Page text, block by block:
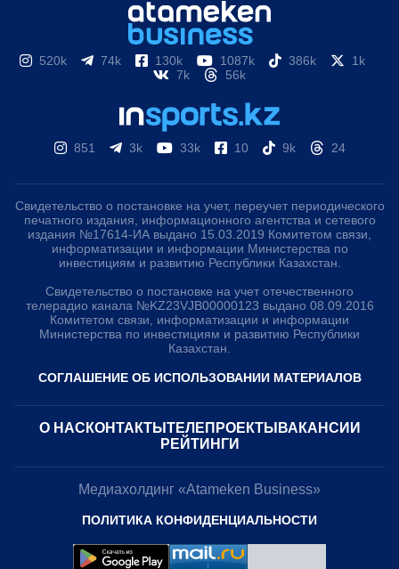
520k 74k 130k 1087k 386k
1k
7k
56k
851 3k 33k 10 9k 24
Свидетельство о постановке на учет, переучет периодического
печатного издания, информационного агентства и сетевого
издания №17614-ИА выдано 15.03.2019 Комитетом связи,
информатизации и информации Министерства по
инвестициям и развитию Республики Казахстан.
Свидетельство о постановке на учет отечественного
телерадио канала №KZ23VJB00000123 выдано 08.09.2016
Комитетом связи, информатизации и информации
Министерства по инвестициям и развитию Республики
Казахстан.
СОГЛАШЕНИЕ ОБ ИСПОЛЬЗОВАНИИ МАТЕРИАЛОВ
О НАС КОНТАКТЫ ТЕЛЕПРОЕКТЫ ВАКАНСИИ
РЕЙТИНГИ
Медиахолдинг «Atameken Business»
ПОЛИТИКА КОНФИДЕНЦИАЛЬНОСТИ